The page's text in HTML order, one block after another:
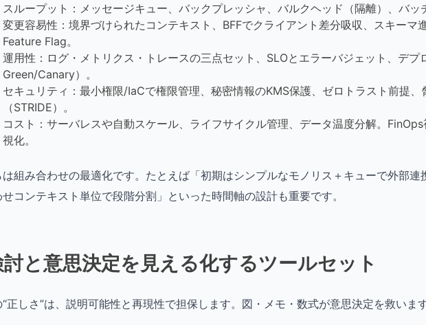
スループット：メッセージキュー、バックプレッシャ、バルクヘッド（隔離）、バッ
変更容易性：境界づけられたコンテキスト、BFFでクライアント差分吸収、スキーマ
Feature Flag。
運用性：ログ・メトリクス・トレースの三点セット、SLOとエラーバジェット、デプ
Green/Canary）。
セキュリティ：最小権限/IaCで権限管理、秘密情報のKMS保護、ゼロトラスト前提、
（STRIDE）。
コスト：サーバレスや自動スケール、ライフサイクル管理、データ温度分解。
視化。
は組み合わせの最適化です。たとえば「初期はシンプルなモノリス＋キューで外部連
コンテキスト単位で段階分割」といった時間軸の設計も重要です。
と意思決定を見える化するツールセット
正しさ”は、説明可能性と再現性で担保します。図・メモ・数式が意思決定を救います